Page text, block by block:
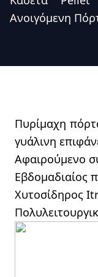
Ανοιγόμενη
Πυρίμαχη
γυάλινη
Αφαιρούμενο
Εβδομαδιαίος
Χυτοσίδηρος